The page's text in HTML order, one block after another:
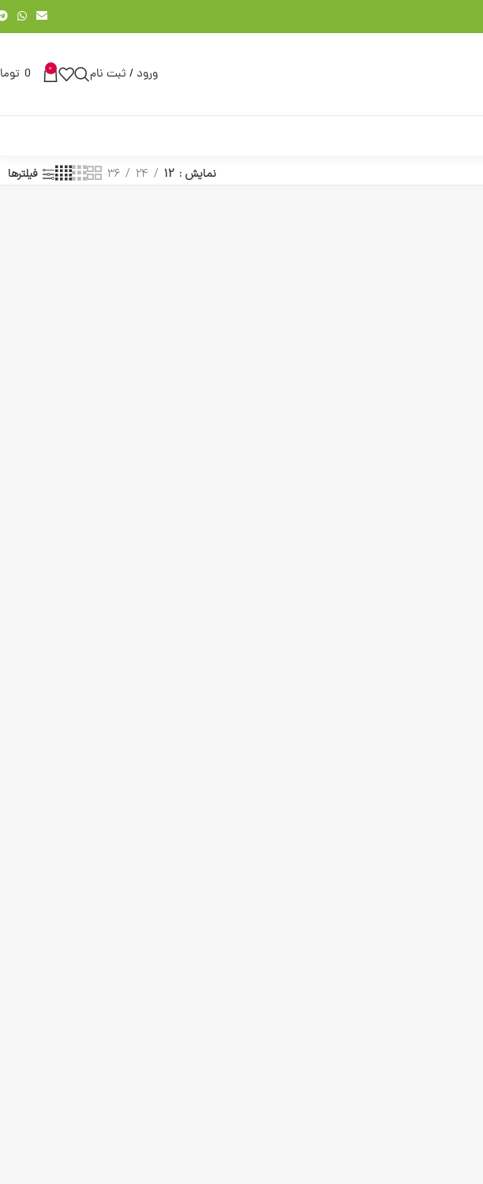
ورود / ثبت نام 0
0
نمایش 12
24
36 فیلترها